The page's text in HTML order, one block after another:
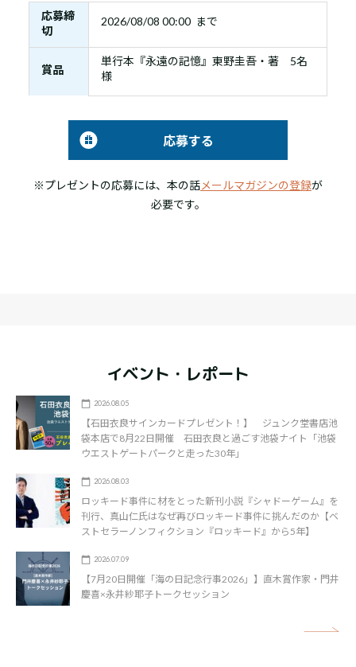
応募締
切
2026/08/08 00:00 まで
賞品
単行本『永遠の記憶』東野圭吾・著 5名
様
応募する
※プレゼントの応募には、本の話メールマガジンの登録が
必要です。
イベント・レポート
2026.08.05
【石田衣良サインカードプレゼント！】 ジュンク堂書店池
袋本店で8月22日開催 石田衣良と過ごす池袋ナイト「池袋
ウエストゲートパークと走った30年」
2026.08.03
ロッキード事件に材をとった新刊小説『シャドーゲーム』を
刊行、真山仁氏はなぜ再びロッキード事件に挑んだのか【ベ
ストセラーノンフィクション『ロッキード』から5年】
2026.07.09
【7月20日開催「海の日記念行事2026」】直木賞作家・門井
慶喜×永井紗耶子トークセッション